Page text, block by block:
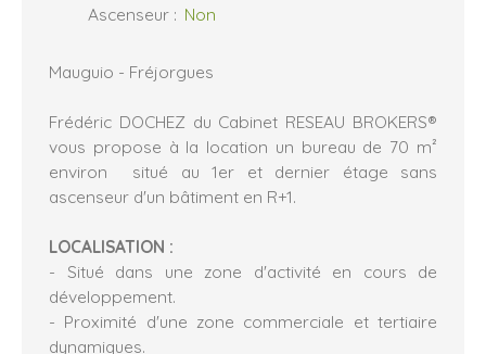
Ascenseur : Non
Mauguio - Fréjorgues
Frédéric DOCHEZ du Cabinet RESEAU BROKERS®
vous propose à la location un bureau de 70 m²
environ situé au 1er et dernier étage sans
ascenseur d'un bâtiment en R+1.
LOCALISATION :
- Situé dans une zone d'activité en cours de
développement.
- Proximité d'une zone commerciale et tertiaire
dynamiques.